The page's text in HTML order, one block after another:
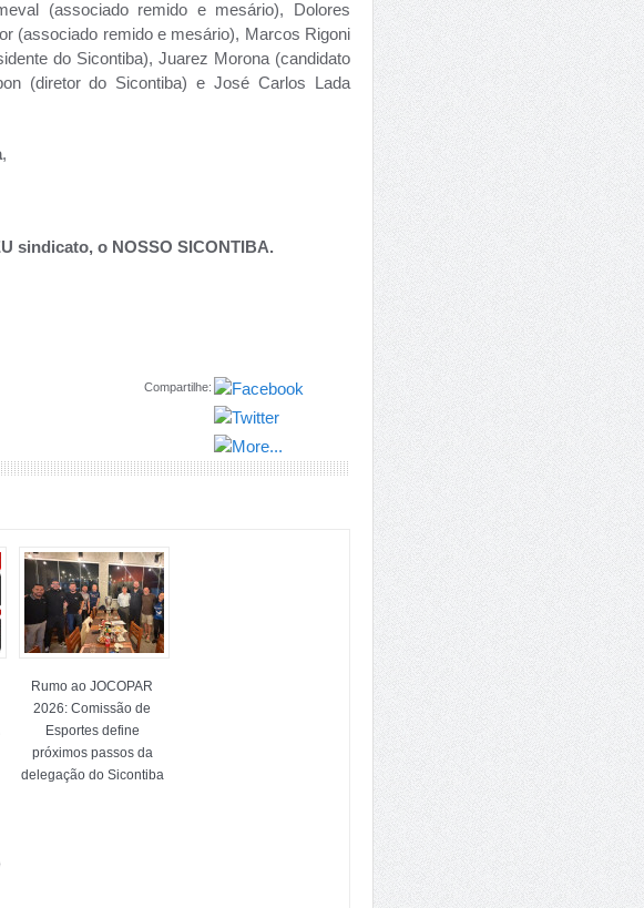
(associado remido e mesário), Dolores
(associado remido e mesário), Marcos Rigoni
do Sicontiba), Juarez Morona (candidato
(diretor do Sicontiba) e José Carlos Lada
,
sindicato, o NOSSO SICONTIBA.
Compartilhe:
Rumo ao JOCOPAR
2026: Comissão de
Esportes define
próximos passos da
delegação do Sicontiba